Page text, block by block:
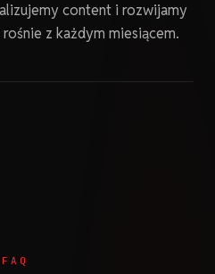
content i rozwijamy
z każdym miesiącem.
FAQ